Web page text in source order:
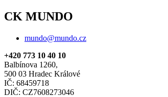
CK MUNDO
mundo@mundo.cz
+420 773 10 40 10
Balbínova 1260,
500 03 Hradec Králové
IČ: 68459718
DIČ: CZ7608273046